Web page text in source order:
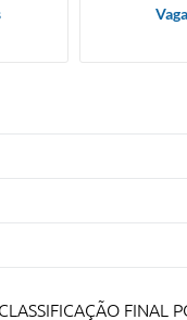
FINAL